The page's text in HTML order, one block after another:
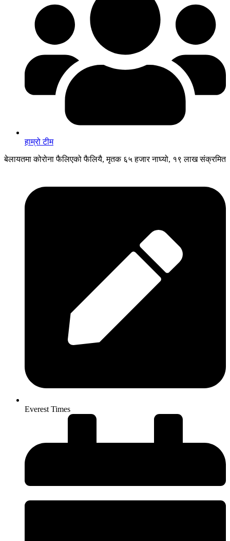
हाम्रो टीम
बेलायतमा कोरोना फैलिएको फैलियै, मृतक ६५ हजार नाघ्यो, १९ लाख संक्रमित
Everest Times